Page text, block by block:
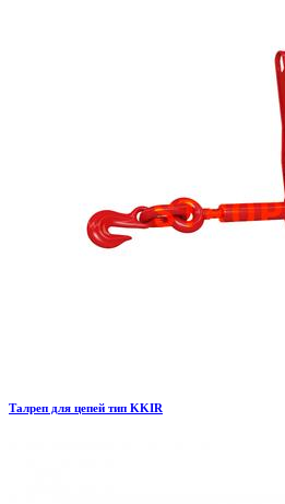
Талреп для цепей тип KKIR